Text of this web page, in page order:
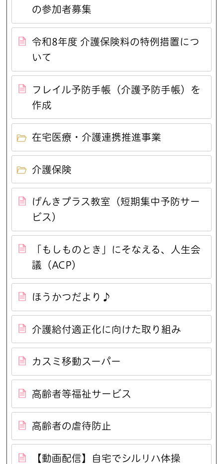
の参加者募集
令和8年度 介護保険料の特例措置につ
いて
フレイル予防手帳（介護予防手帳）を
作成
在宅医療・介護連携推進事業
介護保険
げんきプラス教室（短期集中予防サー
ビス）
「もしものとき」にそなえる、人生会
議（ACP）
ほうかつだより♪
介護給付適正化に向けた取り組み
カスミ移動スーパー
高齢者等福祉サービス
高齢者の虐待防止
【動画配信】自宅でシルリハ体操